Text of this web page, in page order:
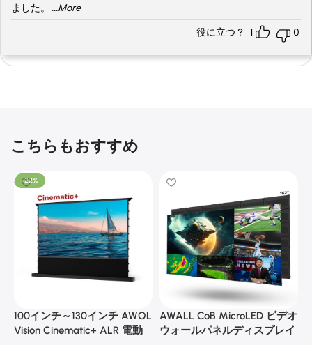
ました。
...More
役に立つ？ 1 0
こちらもおすすめ
-22%
100インチ～130インチ AWOL
Vision Cinematic+ ALR 電動
AWALL CoB MicroLED ビデオ
ウォールパネルディスプレイ